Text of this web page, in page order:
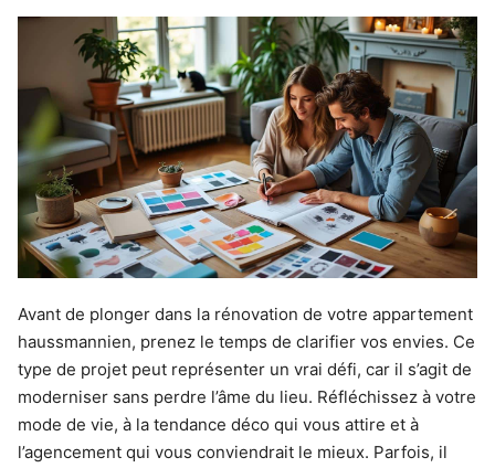
Avant de plonger dans la rénovation de votre appartement
haussmannien, prenez le temps de clarifier vos envies. Ce
type de projet peut représenter un vrai défi, car il s’agit de
moderniser sans perdre l’âme du lieu. Réfléchissez à votre
mode de vie, à la tendance déco qui vous attire et à
l’agencement qui vous conviendrait le mieux. Parfois, il